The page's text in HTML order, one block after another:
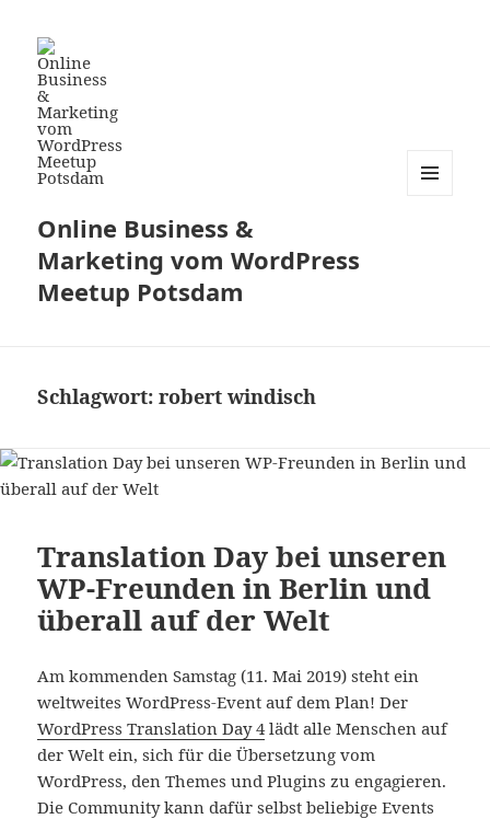
Online Business &
Marketing vom WordPress
Meetup Potsdam
Schlagwort:robert windisch
Translation Day bei unseren
WP-Freunden in Berlin und
überall auf der Welt
Am kommenden Samstag (11. Mai 2019) steht ein
weltweites WordPress-Event auf dem Plan! Der
WordPress Translation Day 4lädt alle Menschen auf
der Welt ein, sich für die Übersetzung vom
WordPress, den Themes und Plugins zu engagieren.
Die Community kann dafür selbst beliebige Events